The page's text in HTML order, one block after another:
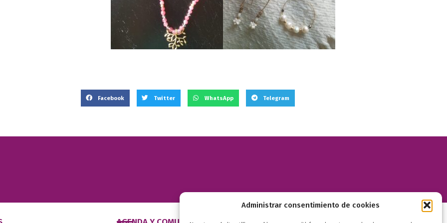
Administrar consentimiento de cookies
Facebook Twitter WhatsApp Telegram